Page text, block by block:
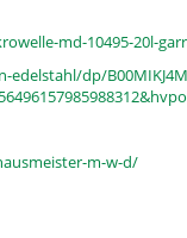
md-10495-20l-
dp/
m-w-d/